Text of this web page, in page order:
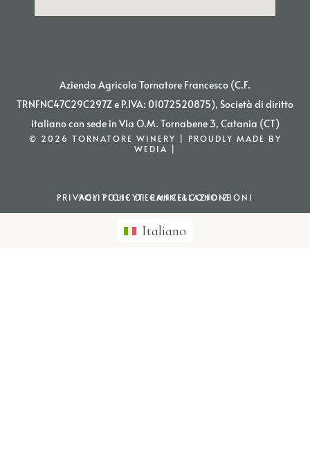
Azienda Agricola Tornatore Francesco (C.F.
TRNFNC47C29C297Z e P.IVA: 01072520875), Società di diritto
italiano con sede in Via O.M. Tornabene 3, Catania (CT)
© 2026 TORNATORE WINERY | PROUDLY MADE BY
WEDIA |
PRIVACY POLICYTERMINI&CONDIZIONI
POLITICHE DI CANCELLAZIONE
Italiano